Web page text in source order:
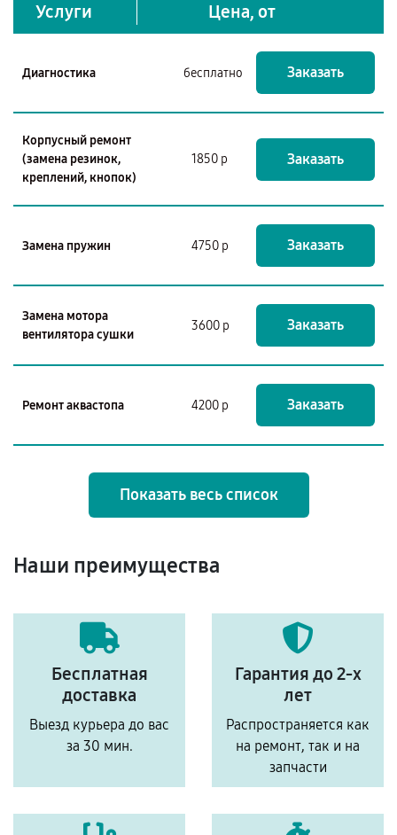
Услуги Цена, от
Диагностика бесплатно Заказать
Корпусный ремонт
(замена резинок,
креплений, кнопок)
1850 р Заказать
Замена пружин 4750 р Заказать
Замена мотора
вентилятора сушки
3600 р Заказать
Ремонт аквастопа 4200 р Заказать
Показать весь список
Наши преимущества
Бесплатная
доставка
Выезд курьера до вас
за 30 мин.
Гарантия до 2-х
лет
Распространяется как
на ремонт, так и на
запчасти